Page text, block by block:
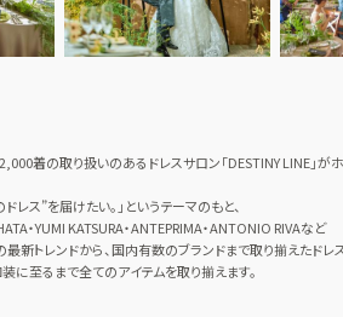
着の取り扱いのあるドレスサロン「DESTINY LINE」が
レス”を届けたい。」というテーマのもと、
・YUMI KATSURA・ANTEPRIMA・ANTONIO RIVAなど
新トレンドから、国内有数のブランドまで取り揃えたドレ
に至るまで全てのアイテムを取り揃えます。